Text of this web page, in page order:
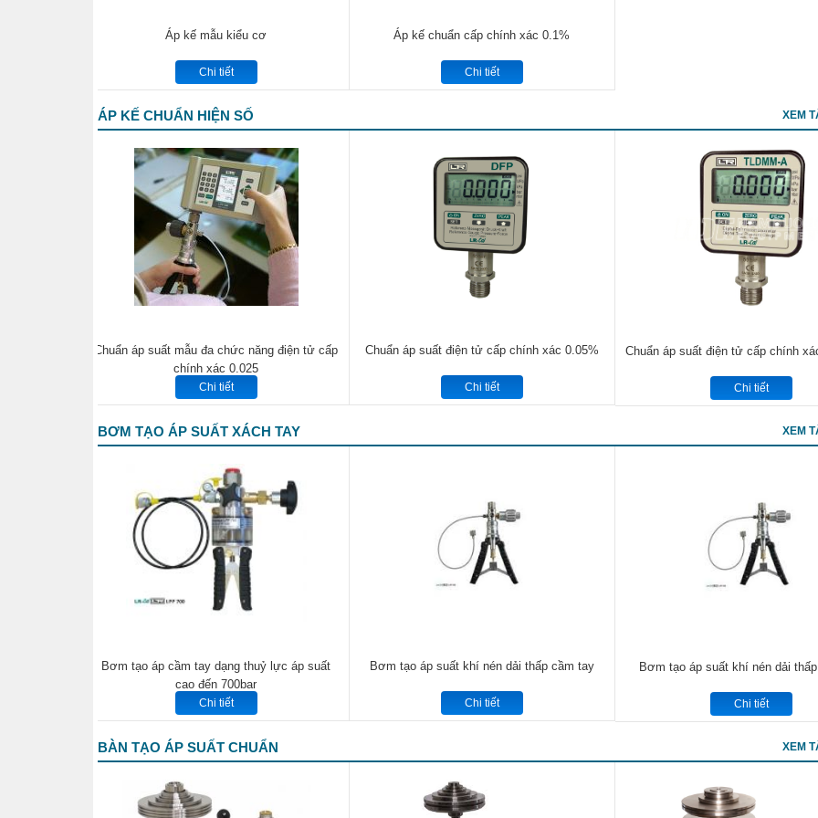
Áp kế mẫu kiểu cơ
Chi tiết
Áp kế chuẩn cấp chính xác 0.1%
Chi tiết
ÁP KẾ CHUẨN HIỆN SỐ XEM
Chuẩn áp suất mẫu đa chức năng điện tử cấp
chính xác 0.025
Chi tiết
Chuẩn áp suất điện tử cấp chính xác 0.05%
Chi tiết
Chuẩn áp suất điện tử cấp chính
Chi tiết
BƠM TẠO ÁP SUẤT XÁCH TAY XEM
Bơm tạo áp cầm tay dạng thuỷ lực áp suất
cao đến 700bar
Chi tiết
Bơm tạo áp suất khí nén dải thấp cầm tay
Chi tiết
Bơm tạo áp suất khí nén dải
Chi tiết
BÀN TẠO ÁP SUẤT CHUẨN XEM